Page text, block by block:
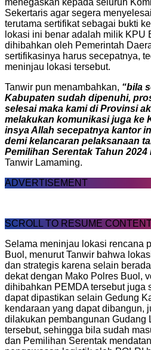
Sekertaris agar segera
terutama sertifikat sebagai bukti
lokasi ini benar adalah milik KPU
dihibahkan oleh Pemerintah
sertifikasinya harus secepatnya,
meninjau lokasi tersebut.
Tanwir pun menambahkan, “bila
Kabupaten sudah dipenuhi,
selesai maka kami di Provinsi
melakukan komunikasi juga ke
insya Allah secepatnya kantor
demi kelancaran pelaksanaan
Pemilihan Serentak Tahun 2024
Tanwir Lamaming.
ADVERTISEMENT
SCROLL TO RESUME
Selama meninjau lokasi rencana
Buol, menurut Tanwir bahwa
dan strategis karena selain
dekat dengan Mako Polres Buol,
dihibahkan PEMDA tersebut juga
dapat dipastikan selain Gedung
kendaraan yang dapat dibangun,
dilakukan pembangunan Gudang
tersebut, sehingga bila sudah
dan Pemilihan Serentak